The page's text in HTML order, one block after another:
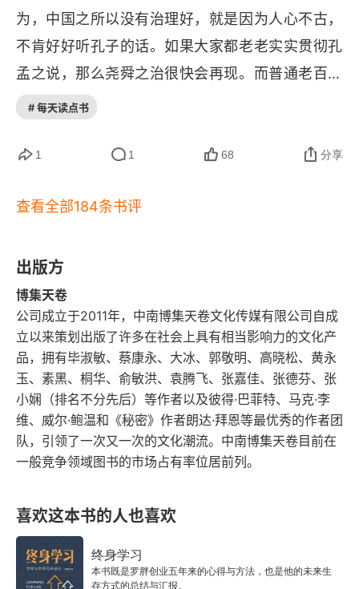
第六篇 欧洲与中国的交错
第三十章 中国历史循环中的突破
第三十四章 古代中国对商人的防范
第三十七章 统一国家和全球化的开始
第三十八章 “公司式殖民”的出现
第三十九章 为什么工业革命发生在英国
第七篇 两个世界的撞击
第四十一章 乾隆皇帝与鸦片战争
第四十二章 从财政角度看鸦片战争的失败
宋太祖赵匡胤杯酒释兵权，却导致整个宋朝被外敌
入侵难以抵抗… 总之，一个朝代的后期总是官员腐
败，国家过度汲取民众，导致各地的农民起义爆
发，一场席卷全国的起义抗争重新把过往的中央机
器打碎，接着又重新建立一套新的政权。二、历史
从来不是孤立读中国史，必须了解世界史，因为历
是孤立于世界而存在，但事实上世界历史发展进程
争，英国列强前行打开中国的市场，从此中国被动
卷入全球化。我们读初高中读历史教科书都会看到
鸦片战争是如何侵略我们的民族，但实际的历史背
景是，英国一开始并没有打算用武力的手段打开中
国的市场，英国人在进入中国后被中国官员百般刁
难，无奈找到当时的乾隆皇帝要求开放更多的通商
口岸，这个机会是当时中国认识西方的窗口，起码
事端还不至于上升到战争。可是乾隆皇帝却不以为
不屑一顾，并且拒绝了英国人的要求，事态逐步演
启近代历史的序章，中国这个世界霸主的认知在西
为，中国之所以没有治理好，就是因为人心不古，
不肯好好听孔子的话。如果大家都老老实实贯彻孔
孟之说，那么尧舜之治很快会再现。而普通老百姓
听了历代的评书、演义，得出的结论更是简单：一
因为皇上听了奸臣的话。所以只要 “亲贤臣、远小
秦朝到清朝，一直在 “鬼打墙” 式的治乱循环中绕圈
嚼……
# 每天读点书
1 1 68 分享
查看全部184条书评
出版方
博集天卷
公司成立于2011年，中南博集天卷文化传媒有限公司自成
立以来策划出版了许多在社会上具有相当影响力的文化产
品，拥有毕淑敏、蔡康永、大冰、郭敬明、高晓松、黄永
玉、素黑、桐华、俞敏洪、袁腾飞、张嘉佳、张德芬、张
小娴（排名不分先后）等作者以及彼得·巴菲特、马克·李
维、威尔·鲍温和《秘密》作者朗达·拜恩等最优秀的作者团
队，引领了一次又一次的文化潮流。中南博集天卷目前在
一般竞争领域图书的市场占有率位居前列。
喜欢这本书的人也喜欢
终身学习
本书既是罗胖创业五年来的心得与方法，也是他的未来生
存方式的总结与汇报。